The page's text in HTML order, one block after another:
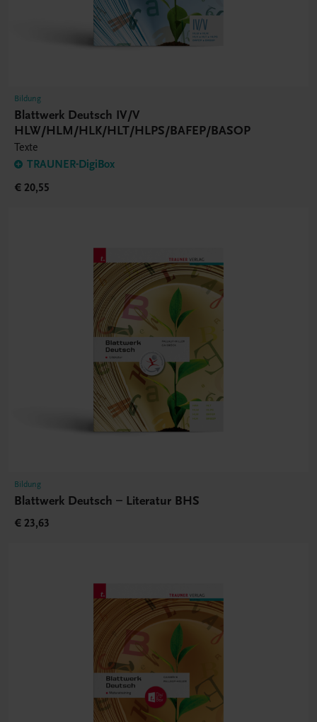
Bildung
Blattwerk Deutsch IV/V
HLW/HLM/HLK/HLT/HLPS/BAFEP/BASOP
Texte
TRAUNER-DigiBox
€ 20,55
Bildung
Blattwerk Deutsch – Literatur BHS
€ 23,63